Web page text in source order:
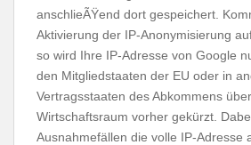
anschlieÃŸend dort gespeichert.
Aktivierung der IP-Anonymisierung
so wird Ihre IP-Adresse von Google
den Mitgliedstaaten der EU oder in
Vertragsstaaten des Abkommens
Wirtschaftsraum vorher gekürzt.
Ausnahmefällen die volle IP-Adresse